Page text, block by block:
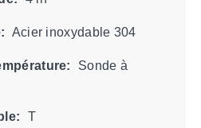
Acier inoxydable 304
Sonde à
T